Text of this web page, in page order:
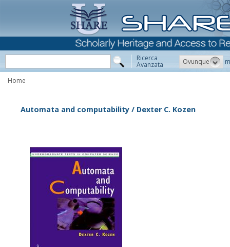
Ricerca
Avanzata Ovunque
Home
Automata and computability / Dexter C. Kozen